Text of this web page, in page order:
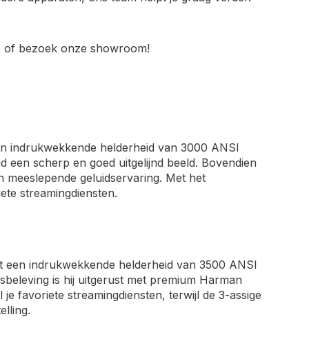
of bezoek onze showroom!
indrukwekkende helderheid van 3000 ANSI
scherp en goed uitgelijnd beeld. Bovendien
geluidservaring. Met het
streamingdiensten.
indrukwekkende helderheid van 3500 ANSI
is hij uitgerust met premium Harman
favoriete streamingdiensten, terwijl de 3-assige